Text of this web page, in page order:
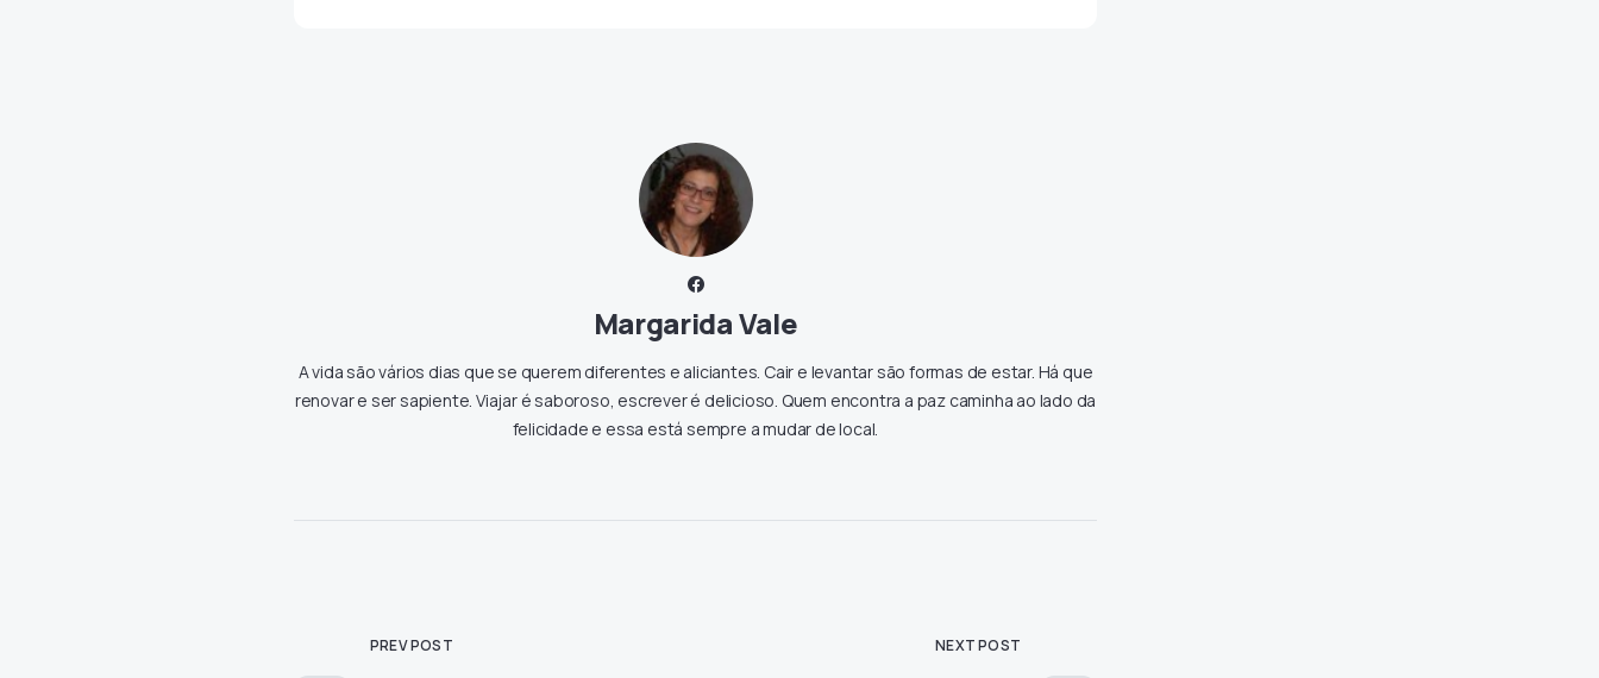
Margarida Vale
A vida são vários dias que se querem diferentes e aliciantes. Cair e levantar são formas de estar. Há que
renovar e ser sapiente. Viajar é saboroso, escrever é delicioso. Quem encontra a paz caminha ao lado da
felicidade e essa está sempre a mudar de local.
PREV POST NEXT POST